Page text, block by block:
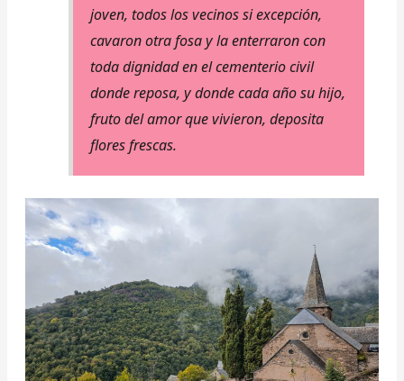
joven, todos los vecinos si excepción,
cavaron otra fosa y la enterraron con
toda dignidad en el cementerio civil
donde reposa, y donde cada año su hijo,
fruto del amor que vivieron, deposita
flores frescas.